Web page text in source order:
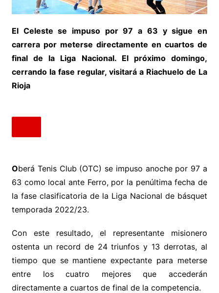
El Celeste se impuso por 97 a 63 y sigue en
carrera por meterse directamente en cuartos de
final de la Liga Nacional. El próximo domingo,
cerrando la fase regular, visitará a Riachuelo de La
Rioja
Oberá Tenis Club (OTC) se impuso anoche por 97 a
63 como local ante Ferro, por la penúltima fecha de
la fase clasificatoria de la Liga Nacional de básquet
temporada 2022/23.
Con este resultado, el representante misionero
ostenta un record de 24 triunfos y 13 derrotas, al
tiempo que se mantiene expectante para meterse
entre los cuatro mejores que accederán
directamente a cuartos de final de la competencia.